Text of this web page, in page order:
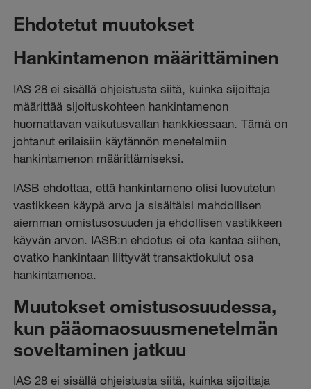
Ehdotetut muutokset
Hankintamenon määrittäminen
IAS 28 ei sisällä ohjeistusta siitä, kuinka sijoittaja
määrittää sijoituskohteen hankintamenon
huomattavan vaikutusvallan hankkiessaan. Tämä on
johtanut erilaisiin käytännön menetelmiin
hankintamenon määrittämiseksi.
IASB ehdottaa, että hankintameno olisi luovutetun
vastikkeen käypä arvo ja sisältäisi mahdollisen
aiemman omistusosuuden ja ehdollisen vastikkeen
käyvän arvon. IASB:n ehdotus ei ota kantaa siihen,
ovatko hankintaan liittyvät transaktiokulut osa
hankintamenoa.
Muutokset omistusosuudessa,
kun pääomaosuusmenetelmän
soveltaminen jatkuu
IAS 28 ei sisällä ohjeistusta siitä, kuinka sijoittaja